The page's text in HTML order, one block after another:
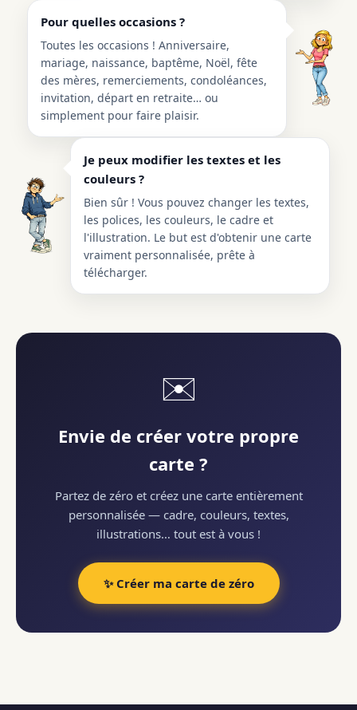
Pour quelles occasions ?
Toutes les occasions ! Anniversaire,
mariage, naissance, baptême, Noël, fête
des mères, remerciements, condoléances,
invitation, départ en retraite… ou
simplement pour faire plaisir.
Je peux modifier les textes et les
couleurs ?
Bien sûr ! Vous pouvez changer les textes,
les polices, les couleurs, le cadre et
l'illustration. Le but est d'obtenir une carte
vraiment personnalisée, prête à
télécharger.
✉️
Envie de créer votre propre
carte ?
Partez de zéro et créez une carte entièrement
personnalisée — cadre, couleurs, textes,
illustrations… tout est à vous !
✨ Créer ma carte de zéro